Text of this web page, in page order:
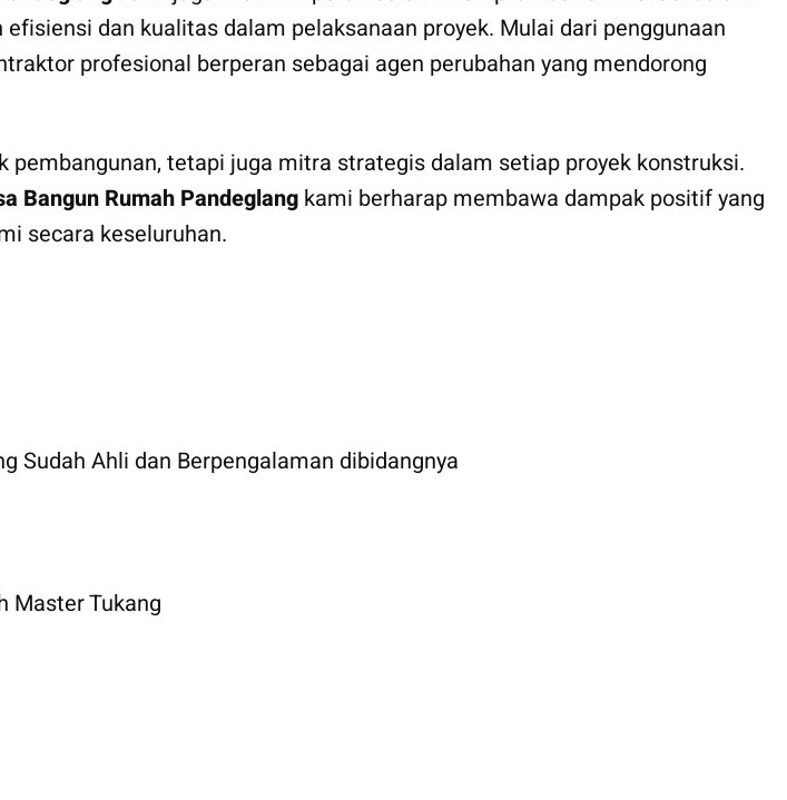
dan kualitas dalam pelaksanaan proyek. Mulai dari penggunaan
profesional berperan sebagai agen perubahan yang mendorong
tetapi juga mitra strategis dalam setiap proyek konstruksi.
Bangun Rumah Pandeglang kami berharap membawa dampak positif yang
secara keseluruhan.
Sudah Ahli dan Berpengalaman dibidangnya
Master Tukang